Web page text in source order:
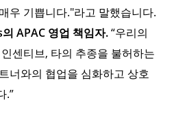
우 기쁩니다."라고 말했습니다.
APAC 영업 책임자.“우리의
센티브, 타의 추종을 불허하는
너와의 협업을 심화하고 상호
.”